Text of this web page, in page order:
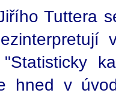
Tuttera
hned v